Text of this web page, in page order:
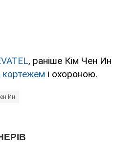
, раніше Кім Чен Ин
кортежем і охороною.
Ин